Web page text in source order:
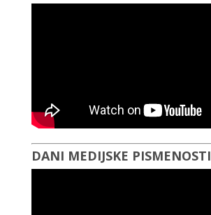
DANI MEDIJSKE PISMENOSTI